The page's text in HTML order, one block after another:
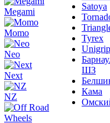
Megami
Momo
Neo
Next
NZ
Satoya
Tyrex
Unigrip
ШЗ
Кама